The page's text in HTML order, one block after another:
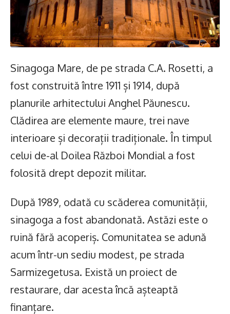
Sinagoga Mare, de pe strada C.A. Rosetti, a
fost construită între 1911 și 1914, după
planurile arhitectului Anghel Păunescu.
Clădirea are elemente maure, trei nave
interioare și decorații tradiționale. În timpul
celui de-al Doilea Război Mondial a fost
folosită drept depozit militar.
După 1989, odată cu scăderea comunității,
sinagoga a fost abandonată. Astăzi este o
ruină fără acoperiș. Comunitatea se adună
acum într-un sediu modest, pe strada
Sarmizegetusa. Există un proiect de
restaurare, dar acesta încă așteaptă
finanțare.